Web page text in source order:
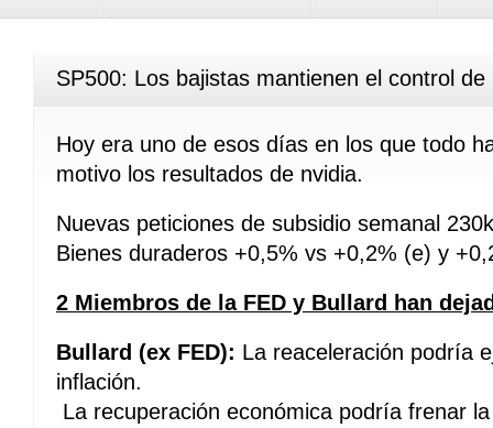
SP500: Los bajistas mantienen el control de
Hoy era uno de esos días en los que todo
motivo los resultados de nvidia.
Nuevas peticiones de subsidio semanal
Bienes duraderos +0,5% vs +0,2% (e) y
2 Miembros de la FED y Bullard han
Bullard (ex FED): La reaceleración podría
inflación.
La recuperación económica podría frenar